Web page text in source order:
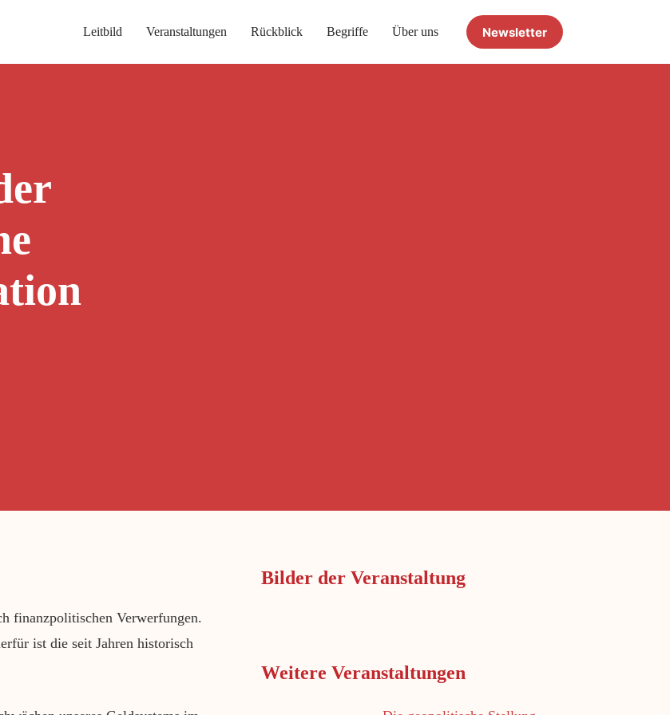
Leitbild Veranstaltungen Rückblick Begriffe Über uns Newsletter
finanzpolitischen Verwerfungen.
ist die seit Jahren historisch
Bilder der Veranstaltung
Weitere Veranstaltungen